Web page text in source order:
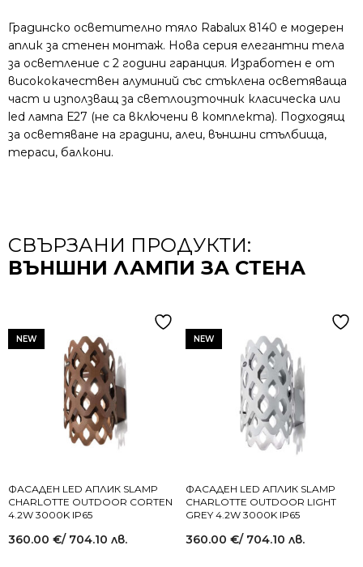
Градинско осветително тяло Rabalux 8140 е модерен
аплик за стенен монтаж. Нова серия елегантни тела
за осветление с 2 години гаранция. Изработен е от
висококачествен алуминий със стъклена осветяваща
част и използващ за светлоизточник класическа или
led лампа Е27 (не са включени в комплекта). Подходящ
за осветяване на градини, алеи, външни стълбища,
тераси, балкони.
СВЪРЗАНИ ПРОДУКТИ:
ВЪНШНИ ЛАМПИ ЗА СТЕНА
NEW
ФАСАДЕН LED АПЛИК SLAMP
CHARLOTTE OUTDOOR CORTEN
4.2W 3000K IP65
360.00 €/ 704.10 лв.
NEW
ФАСАДЕН LED АПЛИК SLAMP
CHARLOTTE OUTDOOR LIGHT
GREY 4.2W 3000K IP65
360.00 €/ 704.10 лв.